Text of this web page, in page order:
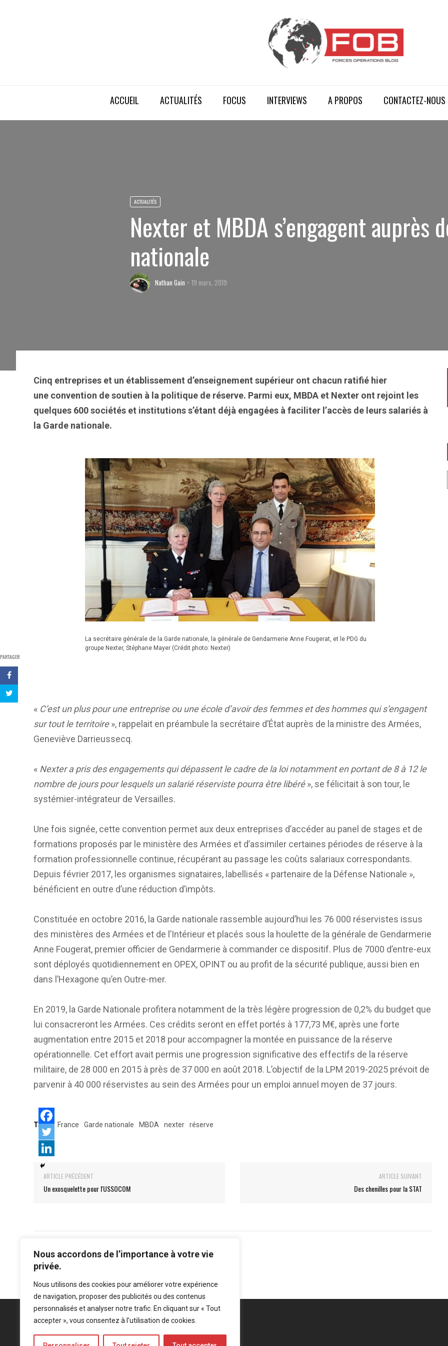
Nous accordons de l’importance à votre vie
privée.
Nous utilisons des cookies pour améliorer votre expérience
de navigation, proposer des publicités ou des contenus
personnalisés et analyser notre trafic. En cliquant sur « Tout
accepter », vous consentez à l’utilisation de cookies.
ACCUEIL ACTUALITÉS FOCUS INTERVIEWS A PROPOS CONTACTEZ-NOUS
ACTUALITÉS
Nexter et MBDA s’engagent auprès
nationale
Nathan Gain 19 mars, 2019
PARTAGER
Cinq entreprises et un établissement d’enseignement supérieur ont chacun ratifié hier
une convention de soutien à la politique de réserve. Parmi eux, MBDA et Nexter ont rejoint les
quelques 600 sociétés et institutions s’étant déjà engagées à faciliter l’accès de leurs salariés à
la Garde nationale.
La secrétaire générale de la Garde nationale, la générale de Gendarmerie Anne Fougerat, et le PDG du
groupe Nexter, Stéphane Mayer (Crédit photo: Nexter)
« C’est un plus pour une entreprise ou une école d’avoir des femmes et des hommes qui s’engagent
sur tout le territoire», rappelait en préambule la secrétaire d’État auprès de la ministre des Armées,
Geneviève Darrieussecq.
« Nexter a pris des engagements qui dépassent le cadre de la loi notamment en portant de 8 à 12 le
nombre de jours pour lesquels un salarié réserviste pourra être libéré», se félicitait à son tour, le
systémier-intégrateur de Versailles.
Une fois signée, cette convention permet aux deux entreprises d’accéder au panel de stages et de
formations proposés par le ministère des Armées et d’assimiler certaines périodes de réserve à la
formation professionnelle continue, récupérant au passage les coûts salariaux correspondants.
Depuis février 2017, les organismes signataires, labellisés « partenaire de la Défense Nationale »,
bénéficient en outre d’une réduction d’impôts.
Constituée en octobre 2016, la Garde nationale rassemble aujourd’hui les 76 000 réservistes issus
des ministères des Armées et de l’Intérieur et placés sous la houlette de la générale de Gendarmerie
Anne Fougerat, premier officier de Gendarmerie à commander ce dispositif. Plus de 7000 d’entre-eux
sont déployés quotidiennement en OPEX, OPINT ou au profit de la sécurité publique, aussi bien en
dans l’Hexagone qu’en Outre-mer.
En 2019, la Garde Nationale profitera notamment de la très légère progression de 0,2% du budget que
lui consacreront les Armées. Ces crédits seront en effet portés à 177,73 M€, après une forte
augmentation entre 2015 et 2018 pour accompagner la montée en puissance de la réserve
opérationnelle. Cet effort avait permis une progression significative des effectifs de la réserve
militaire, de 28 000 en 2015 à près de 37 000 en août 2018. L’objectif de la LPM 2019-2025 prévoit de
parvenir à 40 000 réservistes au sein des Armées pour un emploi annuel moyen de 37 jours.
Tags: France Garde nationale MBDA nexter réserve
ARTICLE PRÉCÉDENT
Un exosquelette pour l'USSOCOM
ARTICLE SUIVANT
Des chenilles pour la STAT